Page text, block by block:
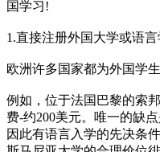
国学习!
1.直接注册外国大学或语言
欧洲许多国家都为外国学
例如，位于法国巴黎的索
费-约200美元。唯一的缺
因此有语言入学的先决条